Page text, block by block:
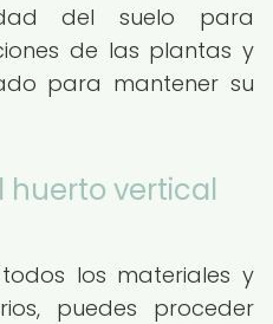
del suelo para
de las plantas y
para mantener su
huerto vertical
los materiales y
puedes proceder